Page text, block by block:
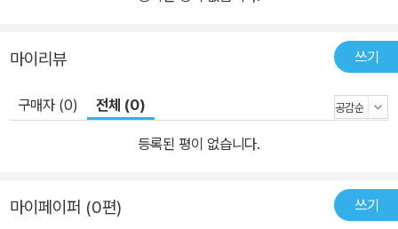
마이리뷰 쓰기
구매자 (0) 전체 (0)
등록된 평이 없습니다.
마이페이퍼 (0편) 쓰기